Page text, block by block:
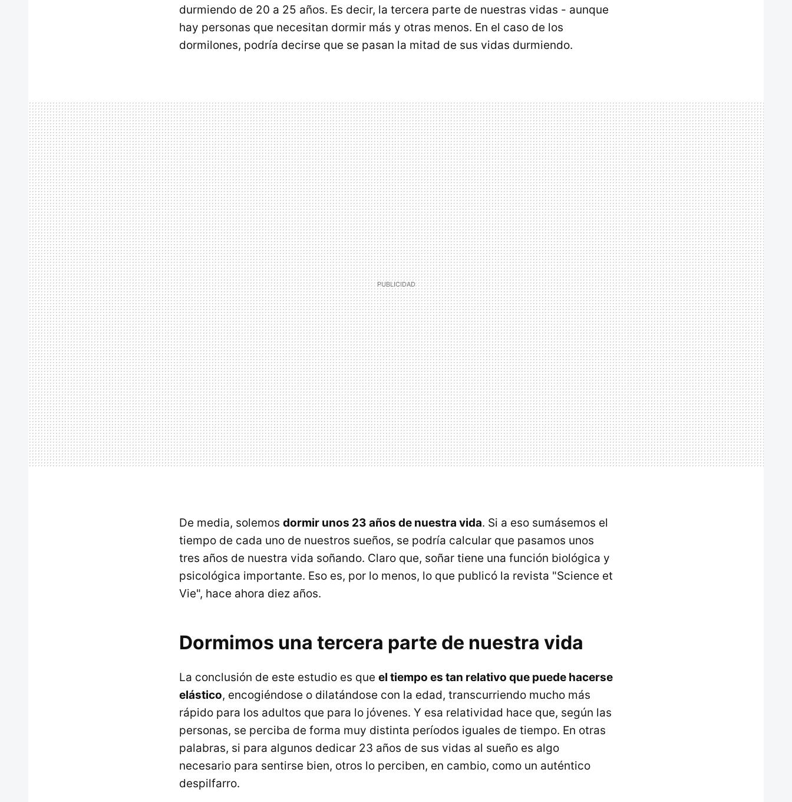
durmiendo de 20 a 25 años. Es decir, la tercera parte de nuestras vidas - aunque
hay personas que necesitan dormir más y otras menos. En el caso de los
dormilones, podría decirse que se pasan la mitad de sus vidas durmiendo.
De media, solemos dormir unos 23 años de nuestra vida. Si a eso sumásemos el
tiempo de cada uno de nuestros sueños, se podría calcular que pasamos unos
tres años de nuestra vida soñando. Claro que, soñar tiene una función biológica y
psicológica importante. Eso es, por lo menos, lo que publicó la revista "Science et
Vie", hace ahora diez años.
Dormimos una tercera parte de nuestra vida
La conclusión de este estudio es que el tiempo es tan relativo que puede hacerse
elástico, encogiéndose o dilatándose con la edad, transcurriendo mucho más
rápido para los adultos que para lo jóvenes. Y esa relatividad hace que, según las
personas, se perciba de forma muy distinta períodos iguales de tiempo. En otras
palabras, si para algunos dedicar 23 años de sus vidas al sueño es algo
necesario para sentirse bien, otros lo perciben, en cambio, como un auténtico
despilfarro.